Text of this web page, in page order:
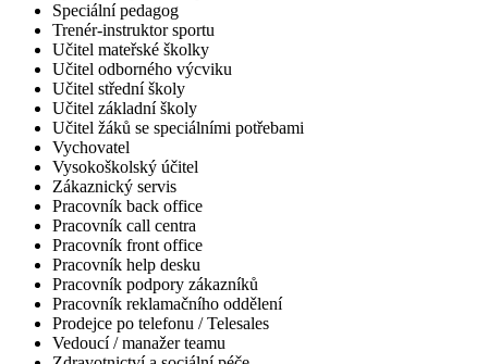
Speciální pedagog
Trenér-instruktor sportu
Učitel mateřské školky
Učitel odborného výcviku
Učitel střední školy
Učitel základní školy
Učitel žáků se speciálními potřebami
Vychovatel
Vysokoškolský účitel
Zákaznický servis
Pracovník back office
Pracovník call centra
Pracovník front office
Pracovník help desku
Pracovník podpory zákazníků
Pracovník reklamačního oddělení
Prodejce po telefonu / Telesales
Vedoucí / manažer teamu